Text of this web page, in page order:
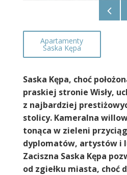
Apartamenty
Saska Kępa
Saska Kępa, choć
praskiej stronie Wisły,
z najbardziej
stolicy. Kameralna
tonąca w zieleni
dyplomatów, artystów i
Zaciszna Saska Kępa
od zgiełku miasta, choć